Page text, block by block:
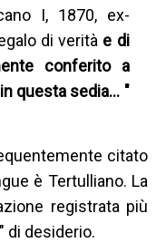
I, 1870, ex-
di verità e di
conferito a
questa sedia… "
citato
è Tertulliano. La
registrata più
di desiderio.